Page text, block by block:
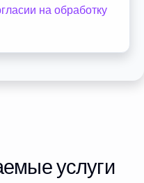
на обработку
услуги